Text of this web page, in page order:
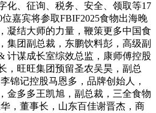
化、征询、税务、安全、领取等17
嘉宾将参取FBIF2025食物出海晚
凝结大师的力量，鞭策更多中国食
集团副总裁，东鹏饮料彭，高级副
计谋成长室综效总监，康师傅控股
，旺旺集团预留圣农吴昊，副总
锦记控股马恩多，品牌创始人，
金多多王凯旭，副总裁，三全食物
，董事长，山东百佳谢晋杰，商